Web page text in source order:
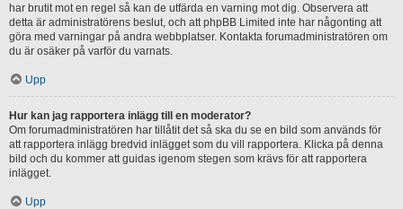
har brutit mot en regel så kan de utfärda en varning mot dig. Observera att
detta är administratörens beslut, och att phpBB Limited inte har någonting att
göra med varningar på andra webbplatser. Kontakta forumadministratören om
du är osäker på varför du varnats.
Upp
Hur kan jag rapportera inlägg till en moderator?
Om forumadministratören har tillåtit det så ska du se en bild som används för
att rapportera inlägg bredvid inlägget som du vill rapportera. Klicka på denna
bild och du kommer att guidas igenom stegen som krävs för att rapportera
inlägget.
Upp